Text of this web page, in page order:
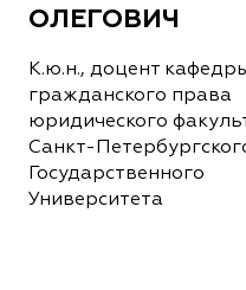
ОЛЕГОВИЧ
К.ю.н., доцент
гражданского права
юридического
Санкт-
Государственного
Университета